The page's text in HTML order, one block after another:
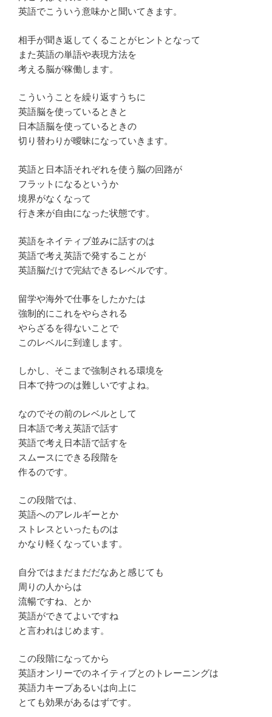
英語でこういう意味かと聞いてきます。
相手が聞き返してくることがヒントとなって
また英語の単語や表現方法を
考える脳が稼働します。
こういうことを繰り返すうちに
英語脳を使っているときと
日本語脳を使っているときの
切り替わりが曖昧になっていきます。
英語と日本語それぞれを使う脳の回路が
フラットになるというか
境界がなくなって
行き来が自由になった状態です。
英語をネイティブ並みに話すのは
英語で考え英語で発することが
英語脳だけで完結できるレベルです。
留学や海外で仕事をしたかたは
強制的にこれをやらされる
やらざるを得ないことで
このレベルに到達します。
しかし、そこまで強制される環境を
日本で持つのは難しいですよね。
なのでその前のレベルとして
日本語で考え英語で話す
英語で考え日本語で話すを
スムースにできる段階を
作るのです。
この段階では、
英語へのアレルギーとか
ストレスといったものは
かなり軽くなっています。
自分ではまだまだだなあと感じても
周りの人からは
流暢ですね、とか
英語ができてよいですね
と言われはじめます。
この段階になってから
英語オンリーでのネイティブとのトレーニングは
英語力キープあるいは向上に
とても効果があるはずです。